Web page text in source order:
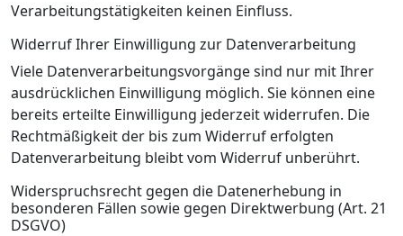
Verarbeitungstätigkeiten keinen Einfluss.
Widerruf Ihrer Einwilligung zur Datenverarbeitung
Viele Datenverarbeitungsvorgänge sind nur mit Ihrer
ausdrücklichen Einwilligung möglich. Sie können eine
bereits erteilte Einwilligung jederzeit widerrufen. Die
Rechtmäßigkeit der bis zum Widerruf erfolgten
Datenverarbeitung bleibt vom Widerruf unberührt.
Widerspruchsrecht gegen die Datenerhebung in
besonderen Fällen sowie gegen Direktwerbung (Art. 21
DSGVO)